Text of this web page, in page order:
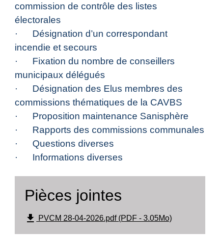
commission de contrôle des listes
électorales
· Désignation d’un correspondant
incendie et secours
· Fixation du nombre de conseillers
municipaux délégués
· Désignation des Elus membres des
commissions thématiques de la CAVBS
· Proposition maintenance Sanisphère
· Rapports des commissions communales
· Questions diverses
· Informations diverses
Pièces jointes
file_download PVCM 28-04-2026.pdf (PDF - 3.05Mo)